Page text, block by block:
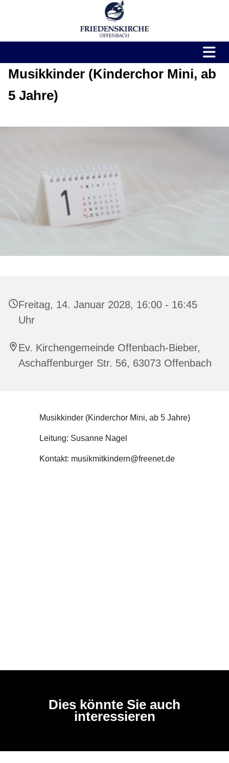
Musikkinder (Kinderchor Mini, ab
5 Jahre)
Freitag, 14. Januar 2028, 16:00 - 16:45
Uhr
Ev. Kirchengemeinde Offenbach-Bieber,
Aschaffenburger Str. 56, 63073 Offenbach
Musikkinder (Kinderchor Mini, ab 5 Jahre)
Leitung: Susanne Nagel
Kontakt: musikmitkindern@freenet.de
Dies könnte Sie auch
interessieren